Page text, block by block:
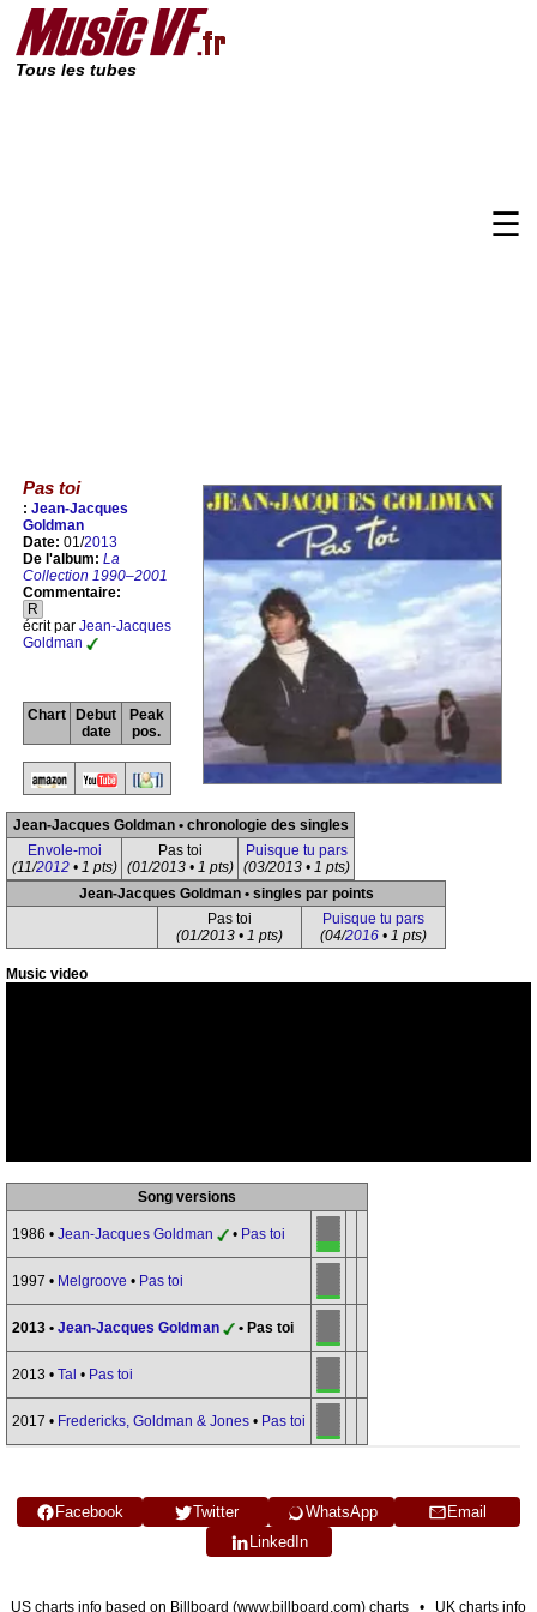
Tous les tubes
☰
Pas toi
: Jean-Jacques
Goldman
Date: 01/2013
De l'album: La
Collection 1990–2001
Commentaire:
R
écrit par Jean-Jacques
Goldman
Chart
Debut
date
Peak
pos.
Jean-Jacques Goldman • chronologie des singles
Envole-moi
(11/2012• 1 pts)
Pas toi
(01/2013 • 1 pts)
Puisque tu pars
(03/2013 • 1 pts)
Jean-Jacques Goldman • singles par points
Pas toi
(01/2013 • 1 pts)
Puisque tu pars
(04/2016 • 1 pts)
Music video
Song versions
1986 • Jean-Jacques Goldman • Pas toi
1997 • Melgroove • Pas toi
2013 • Jean-Jacques Goldman • Pas toi
2013 • Tal • Pas toi
2017 • Fredericks, Goldman & Jones • Pas toi
Facebook Twitter WhatsApp
Email
LinkedIn
US charts info based on Billboard (www.billboard.com) charts • UK charts info